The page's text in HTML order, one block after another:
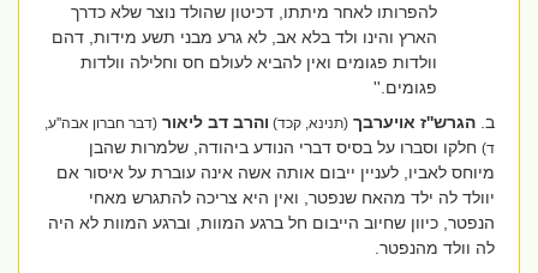
להפרותו לאחר מיתתו, דכיטון שהולד נוצר שלא כדרך
הארץ והינו ולד בלא אב, לא גרע מבני תשע מידות, דהם
וולדות פגומים ואין להביא לעולם חס וחלילה וולדות
פגומים.''
ב.הגרש''ז אויערבך(תנינא, קכד) והרב דב ליאור(דבר חברון אבה''ע,
חלקו וסברו על בסיס דברי הנודע ביהודה, שלמרות שהבן
מיוחס לאביו, לעניין ייבום אותה אשה אינה עוברת על איסור אם
יוולד לה ילד מהאח שנפטר, ואין היא צריכה להתגרש מאחי
הנפטר, כיוון שחיוב הייבום חל ברגע המוות, וברגע המוות לא היה
לה וולד מהנפטר.